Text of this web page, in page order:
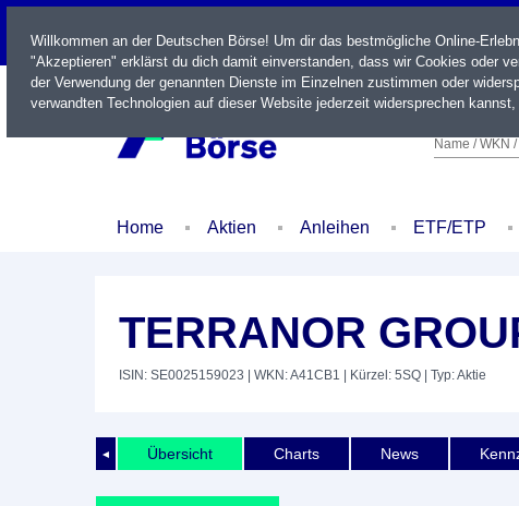
LIVE
Name / WKN
Home Aktien Anleihen ETF/ETP
TERRANOR
ISIN: SE0025159023 | WKN: A41CB1 | Kürzel: 5SQ | Typ: Aktie
◄ Übersicht Charts News
Willkommen an der Deutschen Börse! Um dir das bestmögliche Online-
"Akzeptieren" erklärst du dich damit einverstanden, dass wir Cookies oder
der Verwendung der genannten Dienste im Einzelnen zustimmen oder
verwandten Technologien auf dieser Website jederzeit widersprechen